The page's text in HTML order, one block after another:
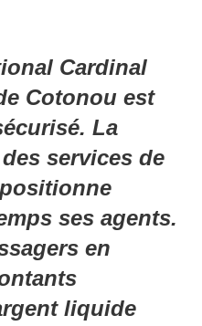
Cardinal
Cotonou est
La
services de
ses agents.
en
liquide